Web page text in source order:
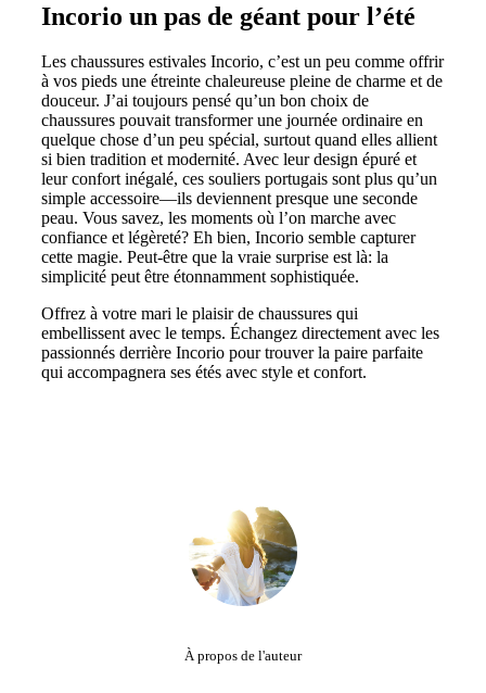
Incorio un pas de géant pour l’été
Les chaussures estivales Incorio, c’est un peu comme offrir
à vos pieds une étreinte chaleureuse pleine de charme et de
douceur. J’ai toujours pensé qu’un bon choix de
chaussures pouvait transformer une journée ordinaire en
quelque chose d’un peu spécial, surtout quand elles allient
si bien tradition et modernité. Avec leur design épuré et
leur confort inégalé, ces souliers portugais sont plus qu’un
simple accessoire—ils deviennent presque une seconde
peau. Vous savez, les moments où l’on marche avec
confiance et légèreté? Eh bien, Incorio semble capturer
cette magie. Peut-être que la vraie surprise est là: la
simplicité peut être étonnamment sophistiquée.
Offrez à votre mari le plaisir de chaussures qui
embellissent avec le temps. Échangez directement avec les
passionnés derrière Incorio pour trouver la paire parfaite
qui accompagnera ses étés avec style et confort.
À propos de l'auteur